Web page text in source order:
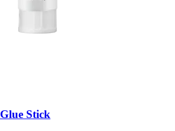
Glue Stick